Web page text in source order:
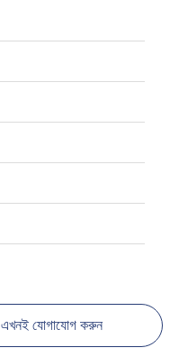
এখনই যোগাযোগ করুন